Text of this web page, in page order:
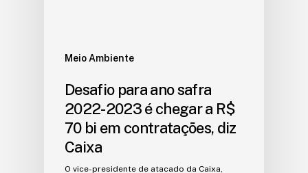
Meio Ambiente
Desafio para ano safra
2022-2023 é chegar a R$
70 bi em contratações, diz
Caixa
O vice-presidente de atacado da Caixa,